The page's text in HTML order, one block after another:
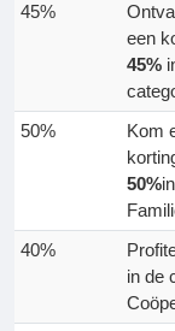
45%
een
45%
50%
Kom
50%
40%
in de